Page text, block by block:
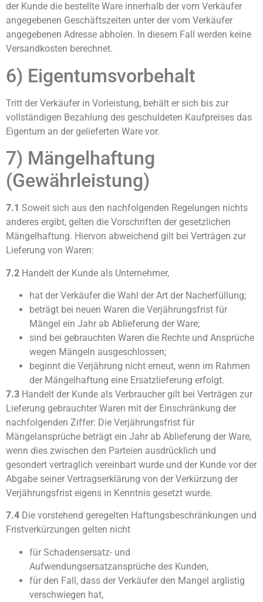
der Kunde die bestellte Ware innerhalb der vom Verkäufer
angegebenen Geschäftszeiten unter der vom Verkäufer
angegebenen Adresse abholen. In diesem Fall werden keine
Versandkosten berechnet.
6) Eigentumsvorbehalt
Tritt der Verkäufer in Vorleistung, behält er sich bis zur
vollständigen Bezahlung des geschuldeten Kaufpreises das
Eigentum an der gelieferten Ware vor.
7) Mängelhaftung
(Gewährleistung)
7.1 Soweit sich aus den nachfolgenden Regelungen nichts
anderes ergibt, gelten die Vorschriften der gesetzlichen
Mängelhaftung. Hiervon abweichend gilt bei Verträgen zur
Lieferung von Waren:
7.2 Handelt der Kunde als Unternehmer,
hat der Verkäufer die Wahl der Art der Nacherfüllung;
beträgt bei neuen Waren die Verjährungsfrist für
Mängel ein Jahr ab Ablieferung der Ware;
sind bei gebrauchten Waren die Rechte und Ansprüche
wegen Mängeln ausgeschlossen;
beginnt die Verjährung nicht erneut, wenn im Rahmen
der Mängelhaftung eine Ersatzlieferung erfolgt.
7.3 Handelt der Kunde als Verbraucher gilt bei Verträgen zur
Lieferung gebrauchter Waren mit der Einschränkung der
nachfolgenden Ziffer: Die Verjährungsfrist für
Mängelansprüche beträgt ein Jahr ab Ablieferung der Ware,
wenn dies zwischen den Parteien ausdrücklich und
gesondert vertraglich vereinbart wurde und der Kunde vor der
Abgabe seiner Vertragserklärung von der Verkürzung der
Verjährungsfrist eigens in Kenntnis gesetzt wurde.
7.4 Die vorstehend geregelten Haftungsbeschränkungen und
Fristverkürzungen gelten nicht
für Schadensersatz- und
Aufwendungsersatzansprüche des Kunden,
für den Fall, dass der Verkäufer den Mangel arglistig
verschwiegen hat,